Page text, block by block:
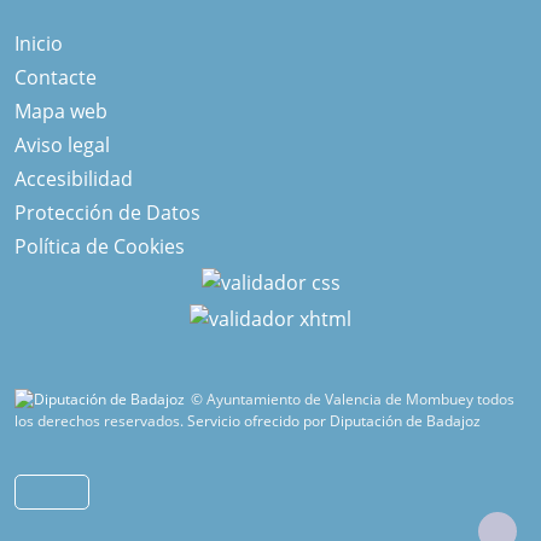
Inicio
Contacte
Mapa web
Aviso legal
Accesibilidad
Protección de Datos
Política de Cookies
© Ayuntamiento de Valencia de Mombuey todos
los derechos reservados.Servicio ofrecido por Diputación de Badajoz